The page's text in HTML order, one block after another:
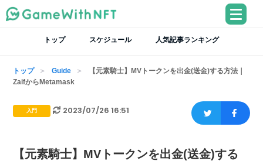
トップ スケジュール 人気記事ランキング
トップ Guide
【元素騎士】MVトークンを出金(送金)する方法｜
ZaifからMetamask
入門 2023/07/26 16:51
【元素騎士】MVトークンを出金(送金)する